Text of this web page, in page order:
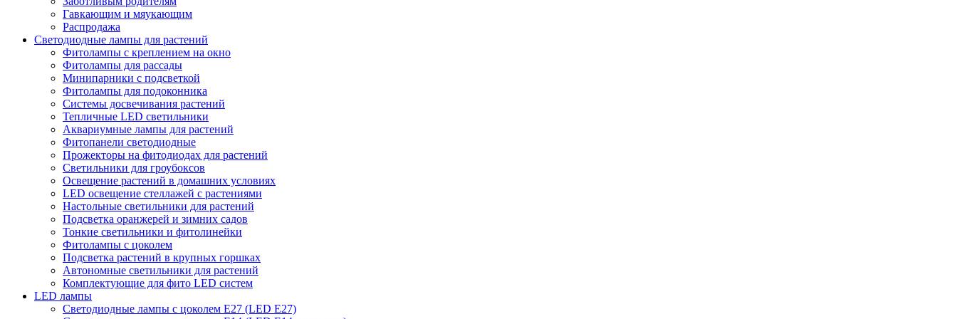
Гавкающим и мяукающим
Распродажа
Светодиодные лампы для растений
Фитолампы с креплением на окно
Фитолампы для рассады
Минипарники с подсветкой
Фитолампы для подоконника
Системы досвечивания растений
Тепличные LED светильники
Аквариумные лампы для растений
Фитопанели светодиодные
Прожекторы на фитодиодах для растений
Светильники для гроубоксов
Освещение растений в домашних условиях
LED освещение стеллажей с растениями
Настольные светильники для растений
Подсветка оранжерей и зимних садов
Тонкие светильники и фитолинейки
Фитолампы с цоколем
Подсветка растений в крупных горшках
Автономные светильники для растений
Комплектующие для фито LED систем
LED лампы
Светодиодные лампы с цоколем Е27 (LED E27)